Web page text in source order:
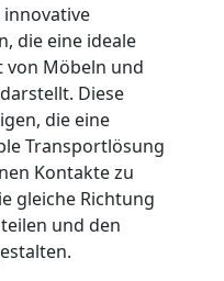
die eine ideale
von Möbeln und
Diese
die eine
Transportlösung
Kontakte zu
gleiche Richtung
und den